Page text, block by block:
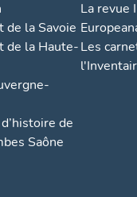
de la Savoie
de la Haute-
de
Saône
La revue
Les